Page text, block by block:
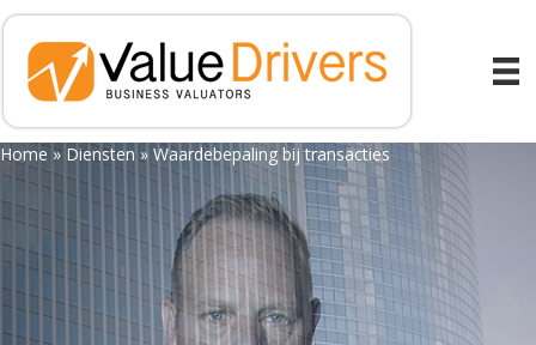
Home » Diensten » Waardebepaling bij transacties